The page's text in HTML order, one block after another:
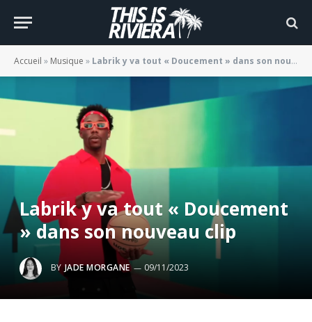
Accueil » Musique » Labrik y va tout « Doucement » dans son nouveau clip
Labrik y va tout « Doucement
» dans son nouveau clip
BY JADE MORGANE 09/11/2023